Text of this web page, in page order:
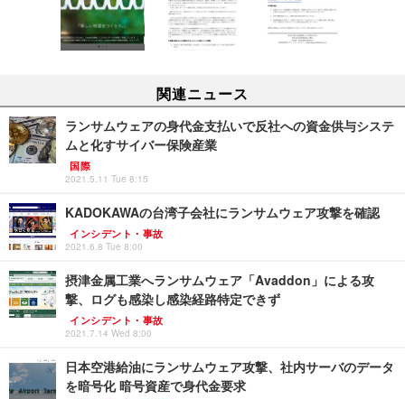
関連ニュース
ランサムウェアの身代金支払いで反社への資金供与システ
ムと化すサイバー保険産業
国際
2021.5.11 Tue 8:15
KADOKAWAの台湾子会社にランサムウェア攻撃を確認
インシデント・事故
2021.6.8 Tue 8:00
摂津金属工業へランサムウェア「Avaddon」による攻
撃、ログも感染し感染経路特定できず
インシデント・事故
2021.7.14 Wed 8:00
日本空港給油にランサムウェア攻撃、社内サーバのデータ
を暗号化 暗号資産で身代金要求